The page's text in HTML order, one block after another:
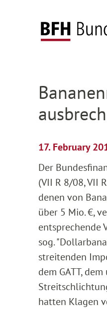
Federal Fiscal
17. February
Der
(VII R 8/08, VII
denen von
über 5 Mio. €,
entsprechende
sog.
streitenden
dem GATT,
hatten Klagen